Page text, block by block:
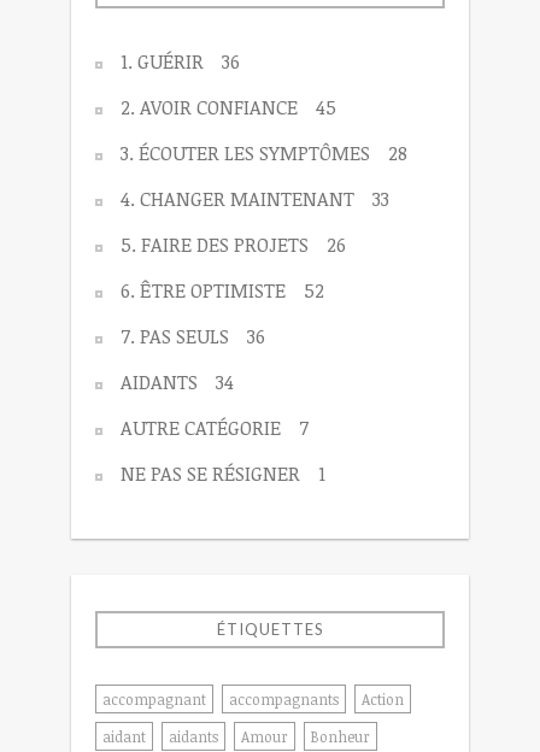
1. GUÉRIR
36
2. AVOIR CONFIANCE
45
3. ÉCOUTER LES SYMPTÔMES
28
4. CHANGER MAINTENANT
33
5. FAIRE DES PROJETS
26
6. ÊTRE OPTIMISTE
52
7. PAS SEULS
36
AIDANTS
34
AUTRE CATÉGORIE
7
NE PAS SE RÉSIGNER
1
ÉTIQUETTES
accompagnant accompagnants
Action
aidant
aidants Amour
Bonheur